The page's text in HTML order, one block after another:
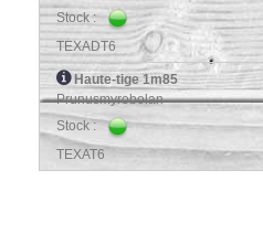
Stock :
TEXADT6
Haute-tige 1m85
Prunusmyrobolan
Stock :
TEXAT6